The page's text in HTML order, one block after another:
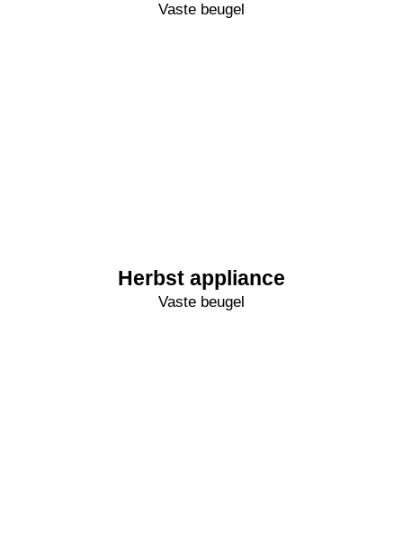
Vaste beugel
Herbst appliance
Vaste beugel